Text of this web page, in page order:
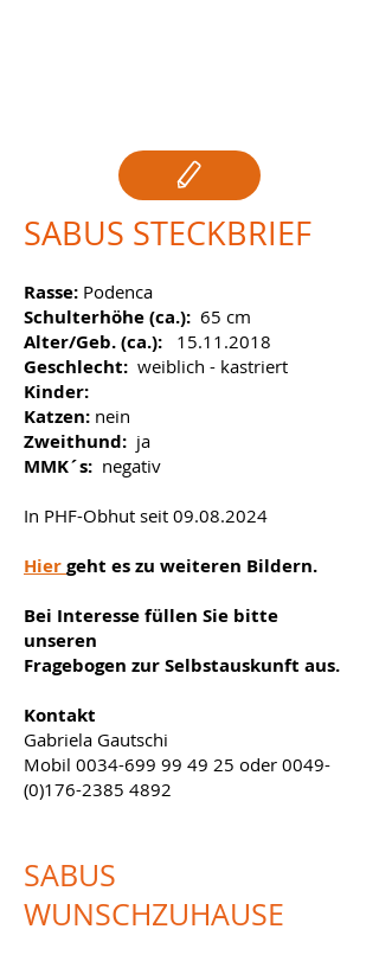
SABUS STECKBRIEF
Rasse: Podenca
Schulterhöhe (ca.): 65 cm
Alter/Geb. (ca.): 15.11.2018
Geschlecht: weiblich - kastriert
Kinder:
Katzen: nein
Zweithund: ja
MMK´s: negativ
In PHF-Obhut seit 09.08.2024
Hiergeht es zu weiteren Bildern.
Bei Interesse füllen Sie bitte
unseren
Fragebogen zur Selbstauskunft aus.
Kontakt
Gabriela Gautschi
Mobil 0034-699 99 49 25 oder 0049-
(0)176-2385 4892
SABUS
WUNSCHZUHAUSE